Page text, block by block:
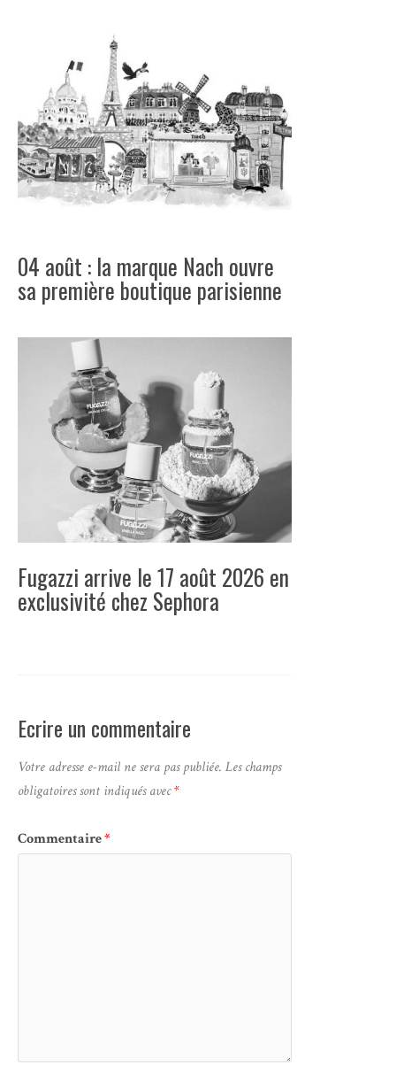
04 août : la marque Nach ouvre
sa première boutique parisienne
Fugazzi arrive le 17 août 2026 en
exclusivité chez Sephora
Ecrire un commentaire
Votre adresse e-mail ne sera pas publiée. Les champs
obligatoires sont indiqués avec*
Commentaire*